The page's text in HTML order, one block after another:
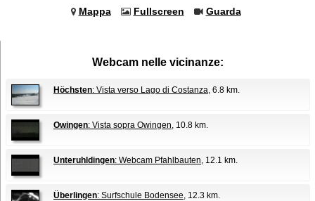
Mappa Fullscreen Guarda
Webcam nelle vicinanze:
Höchsten: Vista verso Lago di Costanza, 6.8 km.
Owingen: Vista sopra Owingen, 10.8 km.
Unteruhldingen: Webcam Pfahlbauten, 12.1 km.
Überlingen: Surfschule Bodensee, 12.3 km.